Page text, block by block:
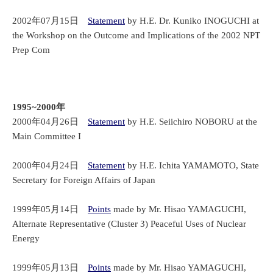
2002年07月15日 Statement by H.E. Dr. Kuniko INOGUCHI at
the Workshop on the Outcome and Implications of the 2002 NPT
Prep Com
1995~2000年
2000年04月26日 Statement by H.E. Seiichiro NOBORU at the
Main Committee I
2000年04月24日 Statement by H.E. Ichita YAMAMOTO, State
Secretary for Foreign Affairs of Japan
1999年05月14日 Points made by Mr. Hisao YAMAGUCHI,
Alternate Representative (Cluster 3) Peaceful Uses of Nuclear
Energy
1999年05月13日 Points made by Mr. Hisao YAMAGUCHI,